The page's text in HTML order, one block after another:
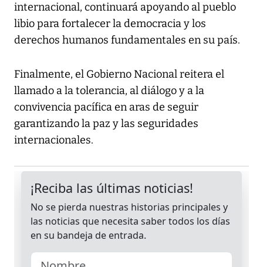
internacional, continuará apoyando al pueblo
libio para fortalecer la democracia y los
derechos humanos fundamentales en su país.
Finalmente, el Gobierno Nacional reitera el
llamado a la tolerancia, al diálogo y a la
convivencia pacífica en aras de seguir
garantizando la paz y las seguridades
internacionales.